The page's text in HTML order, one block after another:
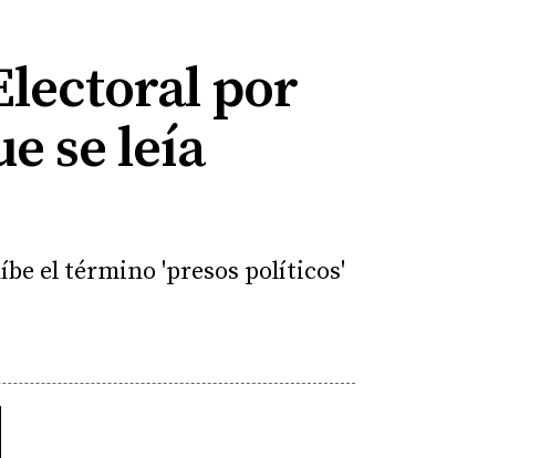
por
se leía
el término 'presos políticos'